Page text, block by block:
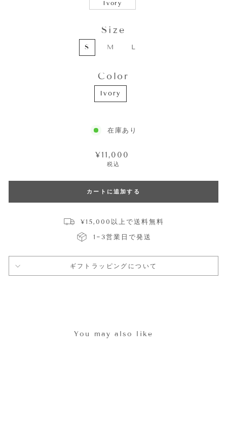
Ivory
Size
S M L
Color
Ivory
在庫あり
通
格
¥11,000
税込
カートに追加する
¥15,000以上で送料無料
1~3営業日で発送
ギフトラッピングについて
You may also like